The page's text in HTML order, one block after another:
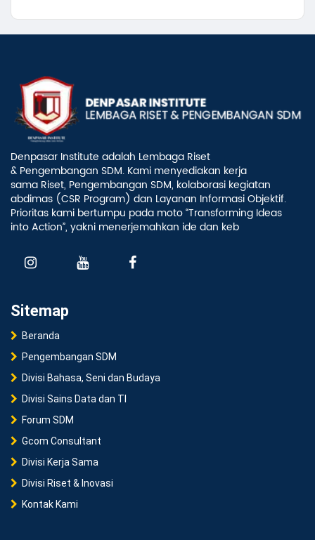
Denpasar Institute adalah Lembaga Riset
& Pengembangan SDM. Kami menyediakan kerja
sama Riset, Pengembangan SDM, kolaborasi kegiatan
abdimas (CSR Program) dan Layanan Informasi Objektif.
Prioritas kami bertumpu pada moto “Transforming Ideas
into Action”, yakni menerjemahkan ide dan keb
Sitemap
Beranda
Pengembangan SDM
Divisi Bahasa, Seni dan Budaya
Divisi Sains Data dan TI
Forum SDM
Gcom Consultant
Divisi Kerja Sama
Divisi Riset & Inovasi
Kontak Kami